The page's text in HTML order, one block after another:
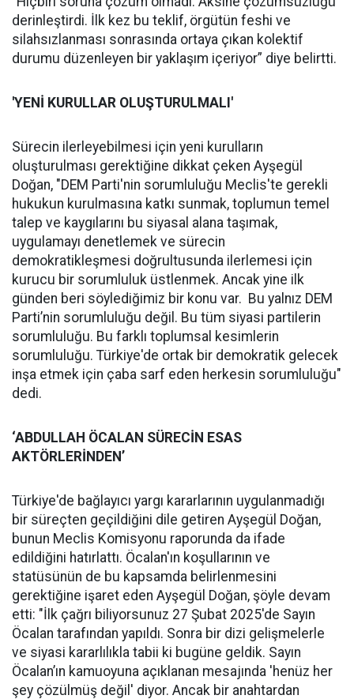
derinleştirdi. İlk kez bu teklif, örgütün feshi ve
silahsızlanması sonrasında ortaya çıkan kolektif
durumu düzenleyen bir yaklaşım içeriyor” diye belirtti.
'YENİ KURULLAR OLUŞTURULMALI'
Sürecin ilerleyebilmesi için yeni kurulların
oluşturulması gerektiğine dikkat çeken Ayşegül
Doğan, "DEM Parti'nin sorumluluğu Meclis'te gerekli
hukukun kurulmasına katkı sunmak, toplumun temel
talep ve kaygılarını bu siyasal alana taşımak,
uygulamayı denetlemek ve sürecin
demokratikleşmesi doğrultusunda ilerlemesi için
kurucu bir sorumluluk üstlenmek. Ancak yine ilk
günden beri söylediğimiz bir konu var. Bu yalnız DEM
Parti’nin sorumluluğu değil. Bu tüm siyasi partilerin
sorumluluğu. Bu farklı toplumsal kesimlerin
sorumluluğu. Türkiye'de ortak bir demokratik gelecek
inşa etmek için çaba sarf eden herkesin sorumluluğu"
dedi.
‘ABDULLAH ÖCALAN SÜRECİN ESAS
AKTÖRLERİNDEN’
Türkiye'de bağlayıcı yargı kararlarının uygulanmadığı
bir süreçten geçildiğini dile getiren Ayşegül Doğan,
bunun Meclis Komisyonu raporunda da ifade
edildiğini hatırlattı. Öcalan'ın koşullarının ve
statüsünün de bu kapsamda belirlenmesini
gerektiğine işaret eden Ayşegül Doğan, şöyle devam
etti: "İlk çağrı biliyorsunuz 27 Şubat 2025'de Sayın
Öcalan tarafından yapıldı. Sonra bir dizi gelişmelerle
ve siyasi kararlılıkla tabii ki bugüne geldik. Sayın
Öcalan’ın kamuoyuna açıklanan mesajında 'henüz her
şey çözülmüş değil' diyor. Ancak bir anahtardan